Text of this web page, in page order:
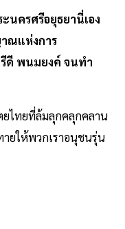
นครศรีอยุธยานี่เอง
ณแห่งการ
ดี พนมยงค์ จนทำ
ยไทยที่ล้มลุกคลุกคลาน
ยให้พวกเราอนุชนรุ่น